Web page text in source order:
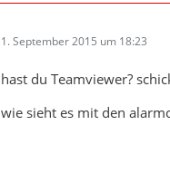
1. September 2015 um 18:23
hast du Teamviewer?
wie sieht es mit den